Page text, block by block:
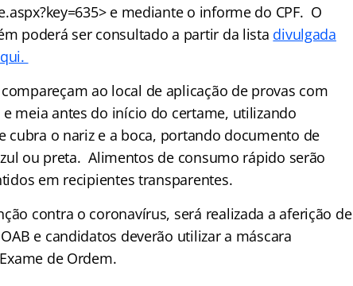
e mediante o informe do CPF. O
poderá ser consultado a partir da lista divulgada
ao local de aplicação de provas com
meia antes do início do certame, utilizando
cubra o nariz e a boca, portando documento de
ou preta. Alimentos de consumo rápido serão
em recipientes transparentes.
contra o coronavírus, será realizada a aferição de
e candidatos deverão utilizar a máscara
de Ordem.